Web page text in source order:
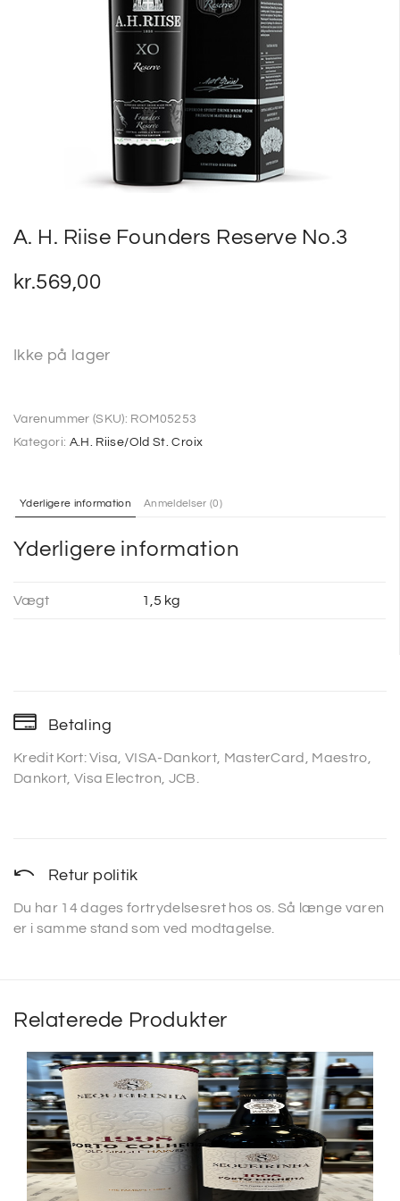
A. H. Riise Founders Reserve No.3
kr.569,00
Ikke på lager
Varenummer (SKU): ROM05253
Kategori: A.H. Riise/Old St. Croix
Yderligere information Anmeldelser (0)
Yderligere information
Vægt 1,5 kg
Betaling
Kredit Kort: Visa, VISA-Dankort, MasterCard, Maestro,
Dankort, Visa Electron, JCB.
Retur politik
Du har 14 dages fortrydelsesret hos os. Så længe varen
er i samme stand som ved modtagelse.
Relaterede Produkter